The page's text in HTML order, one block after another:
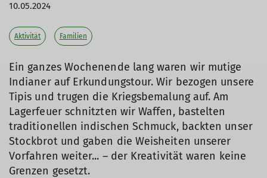
10.05.2024
Aktivität Familien
Ein ganzes Wochenende lang waren wir mutige
Indianer auf Erkundungstour. Wir bezogen unsere
Tipis und trugen die Kriegsbemalung auf. Am
Lagerfeuer schnitzten wir Waffen, bastelten
traditionellen indischen Schmuck, backten unser
Stockbrot und gaben die Weisheiten unserer
Vorfahren weiter... – der Kreativität waren keine
Grenzen gesetzt.